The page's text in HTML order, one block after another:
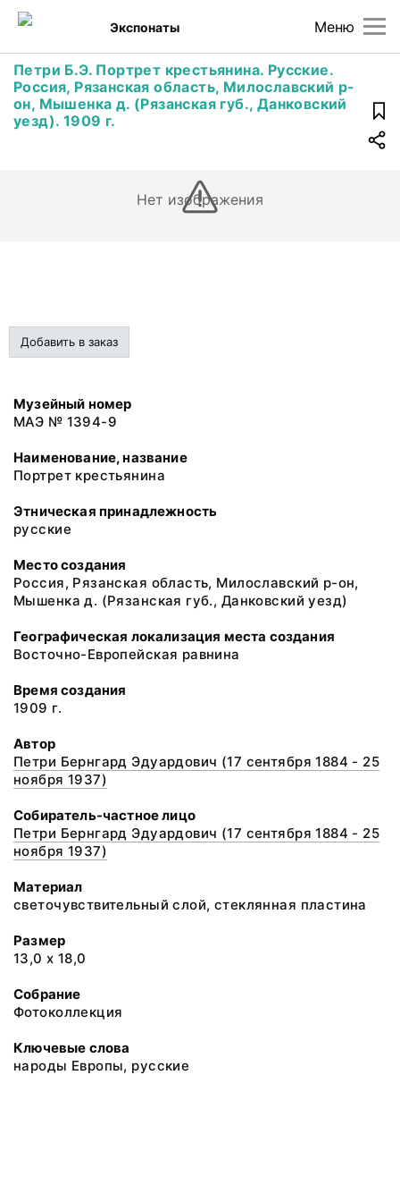
Меню
Экспонаты
Петри Б.Э. Портрет крестьянина. Русские.
Россия, Рязанская область, Милославский р-
он, Мышенка д. (Рязанская губ., Данковский
уезд). 1909 г.
Нет изображения
Добавить в заказ
Музейный номер
МАЭ № 1394-9
Наименование, название
Портрет крестьянина
Этническая принадлежность
русские
Место создания
Россия, Рязанская область, Милославский р-он,
Мышенка д. (Рязанская губ., Данковский уезд)
Географическая локализация места создания
Восточно-Европейская равнина
Время создания
1909 г.
Автор
Петри Бернгард Эдуардович (17 сентября 1884 - 25
ноября 1937)
Собиратель-частное лицо
Петри Бернгард Эдуардович (17 сентября 1884 - 25
ноября 1937)
Материал
светочувствительный слой, стеклянная пластина
Размер
13,0 х 18,0
Собрание
Фотоколлекция
Ключевые слова
народы Европы, русские